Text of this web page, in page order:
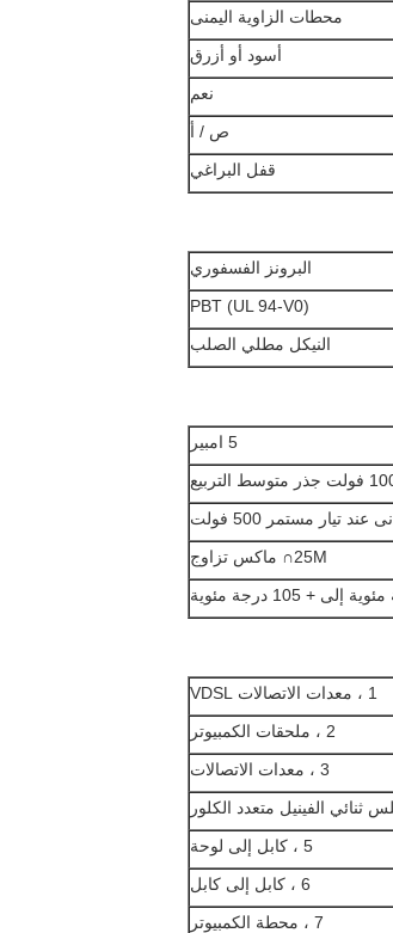
محطات الزاوية اليمنى
أسود أو أزرق
نعم
ص / أ
قفل البراغي
البرونز الفسفوري
PBT (UL 94-V0)
النيكل مطلي الصلب
5 امبير
25M∩ ماكس تزاوج
1 ، معدات الاتصالات VDSL
2 ، ملحقات الكمبيوتر
3 ، معدات الاتصالات
5 ، كابل إلى لوحة
6 ، كابل إلى كابل
7 ، محطة الكمبيوتر